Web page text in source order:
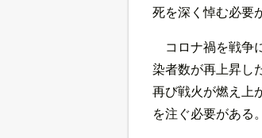
死を深く悼む必要
コロナ禍を戦争
染者数が再上昇し
再び戦火が燃え上
を注ぐ必要がある。